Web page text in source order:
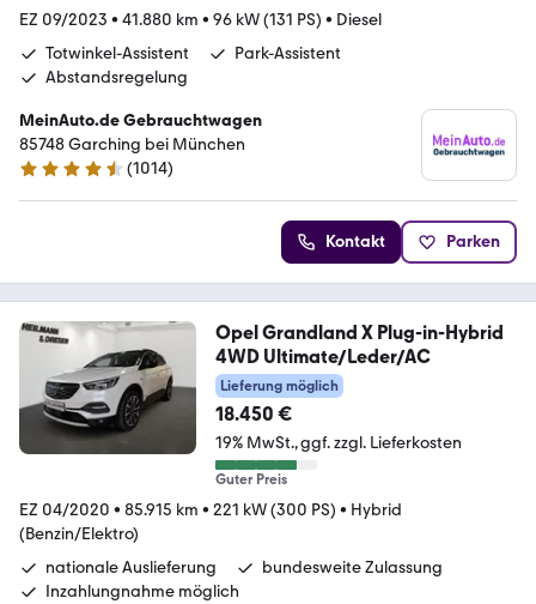
EZ 09/2023 • 41.880 km • 96 kW (131 PS) • Diesel
Totwinkel-Assistent
Park-Assistent
Abstandsregelung
MeinAuto.de Gebrauchtwagen
85748 Garching bei München
4.6 Sterne
(1014)
Kontakt Parken
Opel Grandland X Plug-in-Hybrid
4WD Ultimate/Leder/AC
Lieferung möglich
18.450 €
19% MwSt. ggf. zzgl. Lieferkosten
Guter Preis
EZ 04/2020 • 85.915 km • 221 kW (300 PS) • Hybrid
(Benzin/Elektro)
nationale Auslieferung
bundesweite Zulassung
Inzahlungnahme möglich